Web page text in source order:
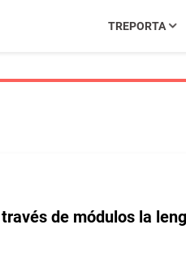
TREPORTA
de módulos la